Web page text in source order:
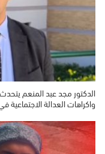
واكراهات العدالة الاجتماعية